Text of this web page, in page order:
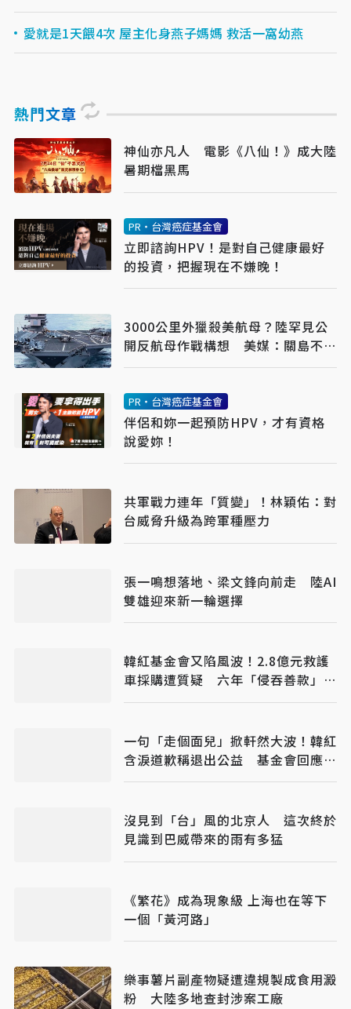
愛就是1天餵4次 屋主化身燕子媽媽 救活一窩幼燕
熱門文章
神仙亦凡人 電影《八仙！》成大陸
暑期檔黑馬
PR・台灣癌症基金會
立即諮詢HPV！是對自己健康最好
的投資，把握現在不嫌晚！
3000公里外獵殺美航母？陸罕見公
開反航母作戰構想 美媒：關島不再
安全
PR・台灣癌症基金會
伴侶和妳一起預防HPV，才有資格
說愛妳！
共軍戰力連年「質變」！林穎佑：對
台威脅升級為跨軍種壓力
張一鳴想落地、梁文鋒向前走 陸AI
雙雄迎來新一輪選擇
韓紅基金會又陷風波！2.8億元救護
車採購遭質疑 六年「侵吞善款」傳
聞再起
一句「走個面兒」掀軒然大波！韓紅
含淚道歉稱退出公益 基金會回應：
仍在第一線義診
沒見到「台」風的北京人 這次終於
見識到巴威帶來的雨有多猛
《繁花》成為現象級 上海也在等下
一個「黃河路」
樂事薯片副產物疑遭違規製成食用澱
粉 大陸多地查封涉案工廠